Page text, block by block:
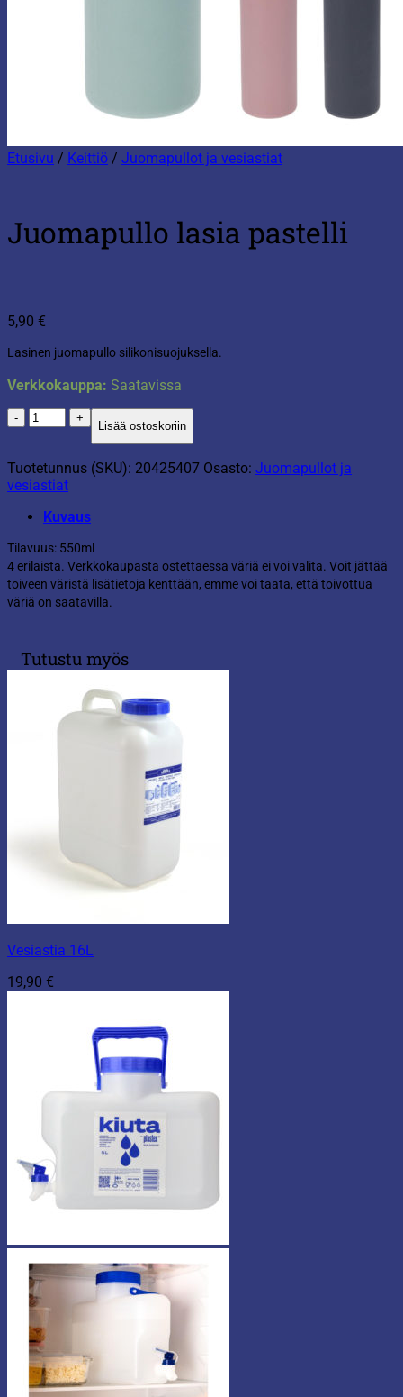
Etusivu / Keittiö / Juomapullot ja vesiastiat
Juomapullo lasia pastelli
5,90 €
Lasinen juomapullo silikonisuojuksella.
Verkkokauppa: Saatavissa
Juomapullo
lasia
määrä
Lisää ostoskoriin
Tuotetunnus (SKU): 20425407 Osasto: Juomapullot ja
vesiastiat
Kuvaus
Tilavuus: 550ml
4 erilaista. Verkkokaupasta ostettaessa väriä ei voi valita. Voit jättää
toiveen väristä lisätietoja kenttään, emme voi taata, että toivottua
väriä on saatavilla.
Tutustu myös
Vesiastia 16L
19,90 €